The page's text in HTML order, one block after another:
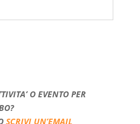
O EVENTO PER
SCRIVI UN’EMAIL